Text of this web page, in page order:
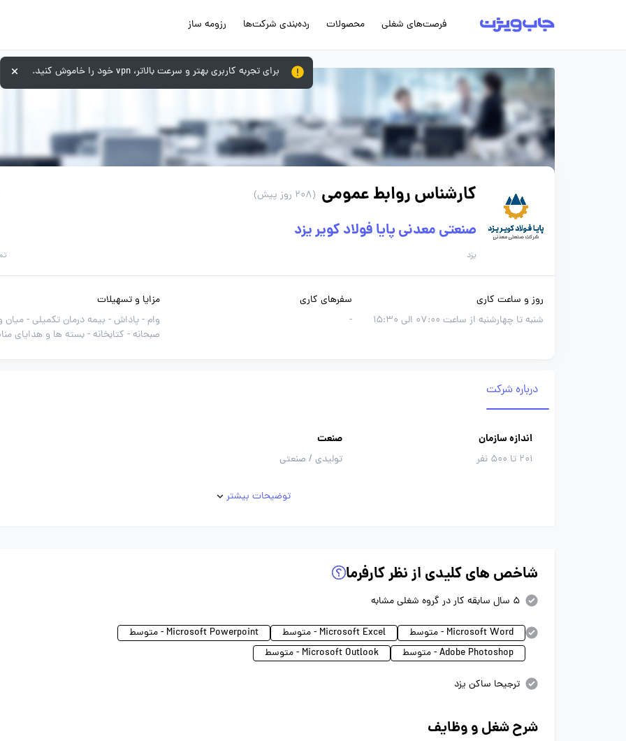
فرصت‌های شغلی محصولات رده‌بندی شرکت‌ها رزومه ساز
کارشناس روابط عمومی (208 روز پیش)
صنعتی معدنی پایا فولاد کویر یزد
یزد
روز و ساعت کاری
شنبه تا چهارشنبه از ساعت 07:00 الی 15:30
سفرهای کاری
-
مزایا و تسهیلات
وام - پاداش - بیمه درمان تکمیلی - میان
صبحانه - کتابخانه - بسته ها و هدایای
درباره شرکت
اندازه سازمان
201 تا 500 نفر
صنعت
تولیدی / صنعتی
توضیحات بیشتر
شاخص های کلیدی از نظر کارفرما
5 سال سابقه کار در گروه شغلی مشابه
Microsoft Word - متوسط Microsoft Excel - متوسط
Microsoft Powerpoint - متوسط
Adobe Photoshop - متوسط
Microsoft Outlook - متوسط
ترجیحا ساکن یزد
شرح شغل و وظایف
برای تجربه کاربری بهتر و سرعت بالاتر، vpn خود را خاموش کنید.